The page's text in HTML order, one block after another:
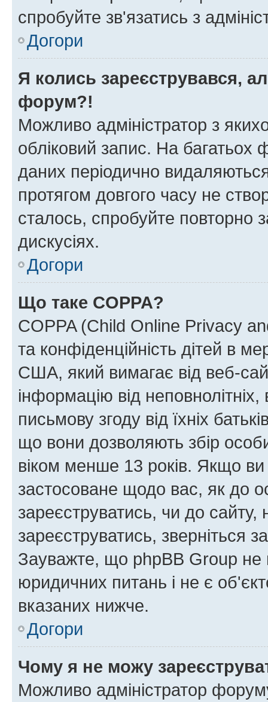
спробуйте зв'язатись з
Догори
Я колись зареєструвався,
форум?!
Можливо адміністратор з
обліковий запис. На
даних періодично видаляються
протягом довгого часу не
сталось, спробуйте повторно
дискусіях.
Догори
Що таке COPPA?
COPPA (Child Online Privacy
та конфіденційність дітей в
США, який вимагає від веб-
інформацію від
письмову згоду від їхніх
що вони дозволяють збір
віком менше 13 років. Якщо
застосоване щодо вас, як до
зареєструватись, чи до
зареєструватись, зверніться
Зауважте, що phpBB Group не
юридичних питань і не є
вказаних нижче.
Догори
Чому я не можу
Можливо адміністратор